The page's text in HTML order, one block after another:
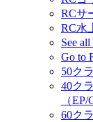
RCサ
RC水
See
Go to
50ク
40ク
（
60ク